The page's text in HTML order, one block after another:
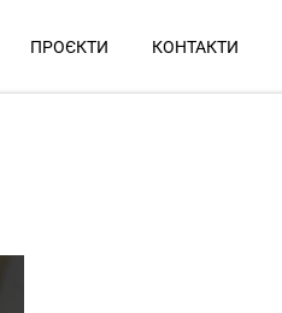
ПРОЄКТИ КОНТАКТИ